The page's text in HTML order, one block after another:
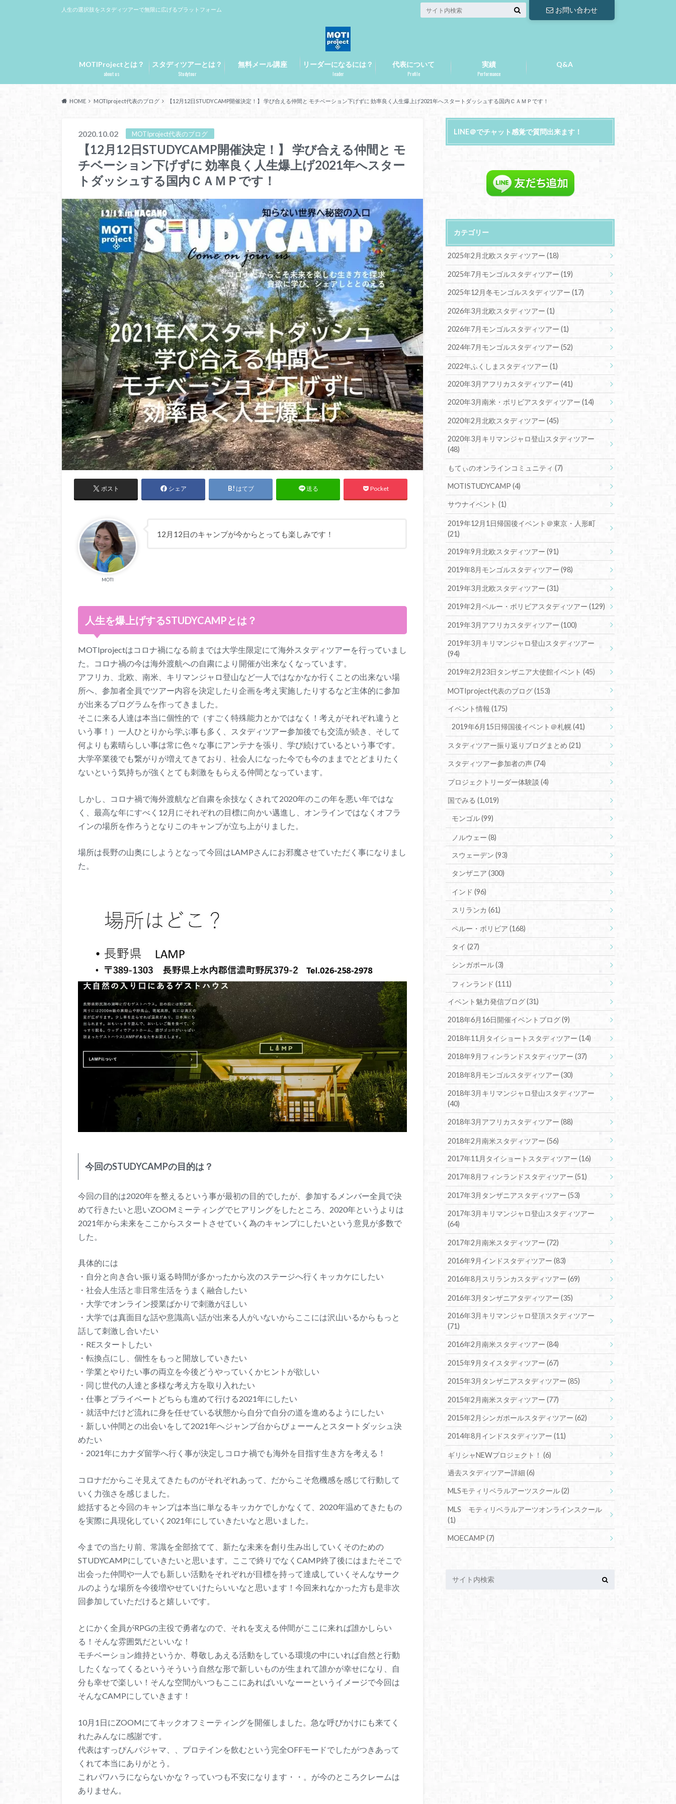
人生の選択肢をスタディツアーで無限に広げるプラットフォーム お問い合わせ
MOTIProjectとは？
about us
スタディツアーとは？
Studytour
無料メール講座 リーダーになるには？
leader
代表について
Profile
実績
Performance
Q&A
HOME MOTIproject代表のブログ 【12月12日STUDYCAMP開催決定！】 学び合える仲間と モチベーション下げずに 効率良く人生爆上げ2021年へスタートダッシュする国内ＣＡＭＰです！
2020.10.02 MOTIproject代表のブログ
【12月12日STUDYCAMP開催決定！】 学び合える仲間と モ
チベーション下げずに 効率良く人生爆上げ2021年へスター
トダッシュする国内ＣＡＭＰです！
ポスト シェア はてブ 送る Pocket
MOTI
12月12日のキャンプが今からとっても楽しみです！
人生を爆上げするSTUDYCAMPとは？
MOTIprojectはコロナ禍になる前までは大学生限定にて海外スタディツアーを行っていまし
た。コロナ禍の今は海外渡航への自粛により開催が出来なくなっています。
アフリカ、北欧、南米、キリマンジャロ登山など一人ではなかなか行くことの出来ない場
所へ、参加者全員でツアー内容を決定したり企画を考え実施したりするなど主体的に参加
が出来るプログラムを作ってきました。
そこに来る人達は本当に個性的で（すごく特殊能力とかではなく！考えがそれぞれ違うと
いう事！）一人ひとりから学ぶ事も多く、スタディツアー参加後でも交流が続き、そして
何よりも素晴らしい事は常に色々な事にアンテナを張り、学び続けているという事です。
大学卒業後でも繋がりが増えてきており、社会人になった今でも今のままでとどまりたく
ないという気持ちが強くとても刺激をもらえる仲間となっています。
しかし、コロナ禍で海外渡航など自粛を余技なくされて2020年のこの年を悪い年ではな
く、最高な年にすべく12月にそれぞれの目標に向かい邁進し、オンラインではなくオフラ
インの場所を作ろうとなりこのキャンプが立ち上がりました。
場所は長野の山奥にしようとなって今回はLAMPさんにお邪魔させていただく事になりまし
た。
今回のSTUDYCAMPの目的は？
今回の目的は2020年を整えるという事が最初の目的でしたが、参加するメンバー全員で決
めて行きたいと思いZOOMミーティングでヒアリングをしたところ、2020年というよりは
2021年から未来をここからスタートさせていく為のキャンプにしたいという意見が多数で
した。
具体的には
・自分と向き合い振り返る時間が多かったから次のステージへ行くキッカケにしたい
・社会人生活と非日常生活をうまく融合したい
・大学でオンライン授業ばかりで刺激がほしい
・大学では真面目な話や意識高い話が出来る人がいないからここには沢山いるからもっと
話して刺激し合いたい
・REスタートしたい
・転換点にし、個性をもっと開放していきたい
・学業とやりたい事の両立を今後どうやっていくかヒントが欲しい
・同じ世代の人達と多様な考え方を取り入れたい
・仕事とプライベートどちらも進めて行ける2021年にしたい
・就活中だけど流れに身を任せている状態から自分で自分の道を進めるようにしたい
・新しい仲間との出会いをして2021年へジャンプ台からびょーーんとスタートダッシュ決
めたい
・2021年にカナダ留学へ行く事が決定しコロナ禍でも海外を目指す生き方を考える！
コロナだからこそ見えてきたものがそれぞれあって、だからこそ危機感を感じて行動して
いく力強さを感じました。
総括すると今回のキャンプは本当に単なるキッカケでしかなくて、2020年温めてきたもの
を実際に具現化していく2021年にしていきたいなと思いました。
今までの当たり前、常識を全部捨てて、新たな未来を創り生み出していくそのための
STUDYCAMPにしていきたいと思います。ここで終りでなくCAMP終了後にはまたそこで
出会った仲間や一人でも新しい活動をそれぞれが目標を持って達成していくそんなサーク
ルのような場所を今後増やせていけたらいいなと思います！今回来れなかった方も是非次
回参加していただけると嬉しいです。
とにかく全員がRPGの主役で勇者なので、それを支える仲間がここに来れば誰かしらい
る！そんな雰囲気だといいな！
モチベーション維持というか、尊敬しあえる活動をしている環境の中にいれば自然と行動
したくなってくるというそういう自然な形で新しいものが生まれて誰かが幸せになり、自
分も幸せで楽しい！そんな空間がいつもここにあればいいなーーというイメージで今回は
そんなCAMPにしていきます！
10月1日にZOOMにてキックオフミーティングを開催しました。急な呼びかけにも来てく
れたみんなに感謝です。
代表はすっぴんパジャマ、、プロテインを飲むという完全OFFモードでしたがつきあって
くれて本当にありがとう。
これパワハラにならないかな？っていつも不安になります・・。が今のところクレームは
ありません。
LINE＠でチャット感覚で質問出来ます！
カテゴリー
2025年2月北欧スタディツアー(18)
2025年7月モンゴルスタディツアー(19)
2025年12月冬モンゴルスタディツアー(17)
2026年3月北欧スタディツアー(1)
2026年7月モンゴルスタディツアー(1)
2024年7月モンゴルスタディツアー(52)
2022年ふくしまスタディツアー(1)
2020年3月アフリカスタディツアー(41)
2020年3月南米・ボリビアスタディツアー(14)
2020年2月北欧スタディツアー(45)
2020年3月キリマンジャロ登山スタディツアー
(48)
もてぃのオンラインコミュニティ(7)
MOTISTUDYCAMP(4)
サウナイベント(1)
2019年12月1日帰国後イベント＠東京・人形町
(21)
2019年9月北欧スタディツアー(91)
2019年8月モンゴルスタディツアー(98)
2019年3月北欧スタディツアー(31)
2019年2月ペルー・ボリビアスタディツアー(129)
2019年3月アフリカスタディツアー(100)
2019年3月キリマンジャロ登山スタディツアー
(94)
2019年2月23日タンザニア大使館イベント(45)
MOTIproject代表のブログ(153)
イベント情報(175)
2019年6月15日帰国後イベント＠札幌(41)
スタディツアー振り返りブログまとめ(21)
スタディツアー参加者の声(74)
プロジェクトリーダー体験談(4)
国でみる(1,019)
モンゴル(99)
ノルウェー (8)
スウェーデン (93)
タンザニア (300)
インド (96)
スリランカ (61)
ペルー・ボリビア (168)
タイ (27)
シンガポール(3)
フィンランド (111)
イベント魅力発信ブログ(31)
2018年6月16日開催イベントブログ(9)
2018年11月タイショートスタディツアー(14)
2018年9月フィンランドスタディツアー(37)
2018年8月モンゴルスタディツアー(30)
2018年3月キリマンジャロ登山スタディツアー
(40)
2018年3月アフリカスタディツアー(88)
2018年2月南米スタディツアー(56)
2017年11月タイショートスタディツアー(16)
2017年8月フィンランドスタディツアー(51)
2017年3月タンザニアスタディツアー(53)
2017年3月キリマンジャロ登山スタディツアー
(64)
2017年2月南米スタディツアー(72)
2016年9月インドスタディツアー(83)
2016年8月スリランカスタディツアー(69)
2016年3月タンザニアタディツアー(35)
2016年3月キリマンジャロ登頂スタディツアー
(71)
2016年2月南米スタディツアー(84)
2015年9月タイスタディツアー(67)
2015年3月タンザニアスタディツアー(85)
2015年2月南米スタディツアー(77)
2015年2月シンガポールスタディツアー(62)
2014年8月インドスタディツアー(11)
ギリシャNEWプロジェクト！(6)
過去スタディツアー詳細(6)
MLSモティリベラルアーツスクール(2)
MLS モティリベラルアーツオンラインスクール
(1)
MOECAMP(7)